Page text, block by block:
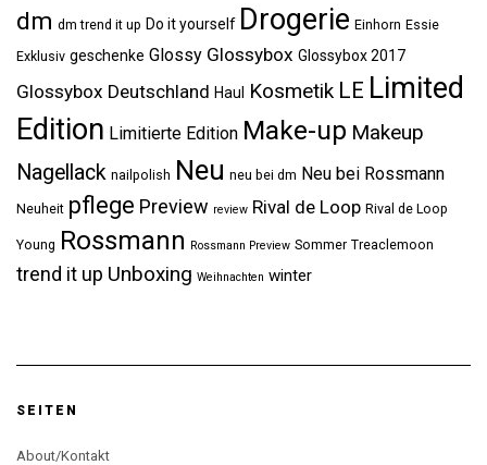
dm dm trend it up Do it yourself Drogerie Einhorn Essie
Exklusiv geschenke Glossy Glossybox Glossybox 2017
Glossybox Deutschland Haul Kosmetik LE Limited
Edition Limitierte Edition Make-up Makeup
Nagellack nailpolish Neu neu bei dm Neu bei Rossmann
Neuheit pflege Preview review Rival de Loop Rival de Loop
Young Rossmann Rossmann Preview Sommer Treaclemoon
trend it up Unboxing Weihnachten winter
SEITEN
About/Kontakt